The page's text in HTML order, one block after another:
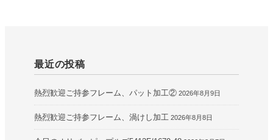
最近の投稿
熱烈歓迎ご持参フレーム、パット加工② 2026年8月9日
熱烈歓迎ご持参フレーム、渦けし加工 2026年8月8日